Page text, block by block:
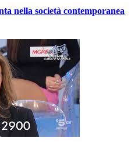
nella società contemporanea